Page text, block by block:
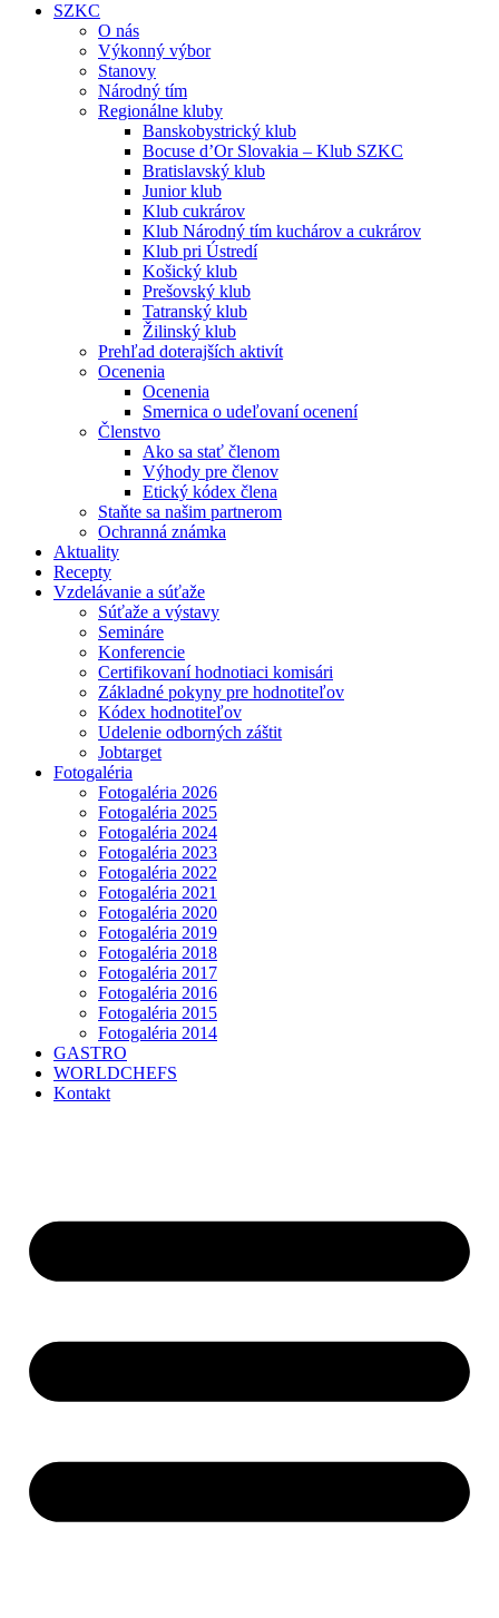
SZKC
O nás
Výkonný výbor
Stanovy
Národný tím
Regionálne kluby
Banskobystrický klub
Bocuse d’Or Slovakia – Klub SZKC
Bratislavský klub
Junior klub
Klub cukrárov
Klub Národný tím kuchárov a cukrárov
Klub pri Ústredí
Košický klub
Prešovský klub
Tatranský klub
Žilinský klub
Prehľad doterajších aktivít
Ocenenia
Ocenenia
Smernica o udeľovaní ocenení
Členstvo
Ako sa stať členom
Výhody pre členov
Etický kódex člena
Staňte sa našim partnerom
Ochranná známka
Aktuality
Recepty
Vzdelávanie a súťaže
Súťaže a výstavy
Semináre
Konferencie
Certifikovaní hodnotiaci komisári
Základné pokyny pre hodnotiteľov
Kódex hodnotiteľov
Udelenie odborných záštit
Jobtarget
Fotogaléria
Fotogaléria 2026
Fotogaléria 2025
Fotogaléria 2024
Fotogaléria 2023
Fotogaléria 2022
Fotogaléria 2021
Fotogaléria 2020
Fotogaléria 2019
Fotogaléria 2018
Fotogaléria 2017
Fotogaléria 2016
Fotogaléria 2015
Fotogaléria 2014
GASTRO
WORLDCHEFS
Kontakt